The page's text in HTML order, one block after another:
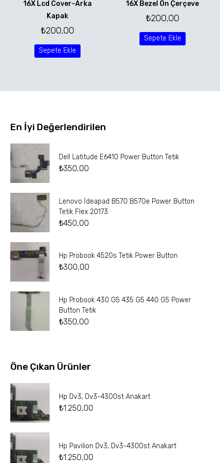
16X Lcd Cover-Arka
Kapak
₺200,00
Sepete Ekle
16X Bezel Ön Çerçeve
₺200,00
Sepete Ekle
En İyi Değerlendirilen
Dell Latitude E6410 Power Button Tetik
₺350,00
Lenovo İdeapad B570 B570e Power Button
Tetik Flex 20173
₺450,00
Hp Probook 4520s Tetik Power Button
₺300,00
Hp Probook 430 G5 435 G5 440 G5 Power
Button Tetik
₺350,00
Öne Çıkan Ürünler
Hp Dv3, Dv3-4300st Anakart
₺1.250,00
Hp Pavilion Dv3, Dv3-4300st Anakart
₺1.250,00